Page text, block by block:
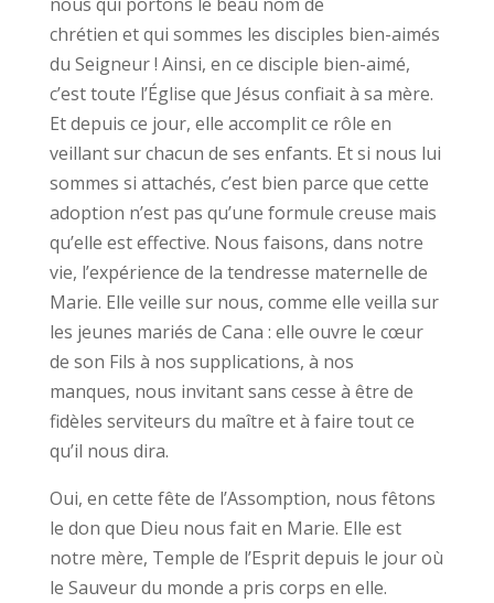
chrétien et qui sommes les disciples bien-aimés
du Seigneur ! Ainsi, en ce disciple bien-aimé,
c’est toute l’Église que Jésus confiait à sa mère.
Et depuis ce jour, elle accomplit ce rôle en
veillant sur chacun de ses enfants. Et si nous lui
sommes si attachés, c’est bien parce que cette
adoption n’est pas qu’une formule creuse mais
qu’elle est effective. Nous faisons, dans notre
vie, l’expérience de la tendresse maternelle de
Marie. Elle veille sur nous, comme elle veilla sur
les jeunes mariés de Cana : elle ouvre le cœur
de son Fils à nos supplications, à nos
manques, nous invitant sans cesse à être de
fidèles serviteurs du maître et à faire tout ce
qu’il nous dira.
Oui, en cette fête de l’Assomption, nous fêtons
le don que Dieu nous fait en Marie. Elle est
notre mère, Temple de l’Esprit depuis le jour où
le Sauveur du monde a pris corps en elle.